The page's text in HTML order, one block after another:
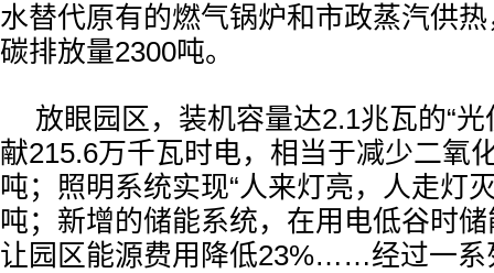
水替代原有的燃气锅炉和市政蒸汽供
碳排放量2300吨。
放眼园区，装机容量达2.1兆瓦的“
献215.6万千瓦时电，相当于减少二氧
吨；照明系统实现“人来灯亮，人走灯
吨；新增的储能系统，在用电低谷时
让园区能源费用降低23%……经过一系